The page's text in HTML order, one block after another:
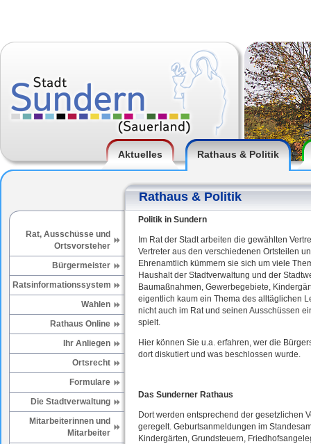
Aktuelles Rathaus & Politik
Rathaus & Politik
Rat, Ausschüsse und
Ortsvorsteher
Bürgermeister
Ratsinformationssystem
Wahlen
Rathaus Online
Ihr Anliegen
Ortsrecht
Formulare
Die Stadtverwaltung
Mitarbeiterinnen und
Mitarbeiter
Politik in Sundern
Im Rat der Stadt arbeiten die gewählten
Vertreter aus den verschiedenen Ortsteilen
Ehrenamtlich kümmern sie sich um viele
Haushalt der Stadtverwaltung und der
Baumaßnahmen, Gewerbegebiete,
eigentlich kaum ein Thema des alltäglichen
nicht auch im Rat und seinen Ausschüssen
spielt.
Hier können Sie u.a. erfahren, wer die
dort diskutiert und was beschlossen wurde.
Das Sunderner Rathaus
Dort werden entsprechend der gesetzlichen
geregelt. Geburtsanmeldungen im
Kindergärten, Grundsteuern,